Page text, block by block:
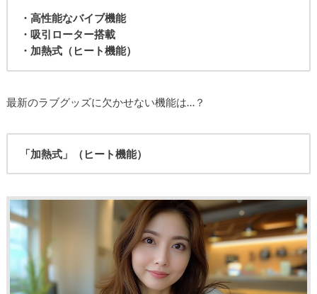
・高性能なバイブ機能
・吸引ローター搭載
・加熱式（ヒート機能）
最新のラブグッズに欠かせない機能は…？
「加熱式」（ヒート機能）